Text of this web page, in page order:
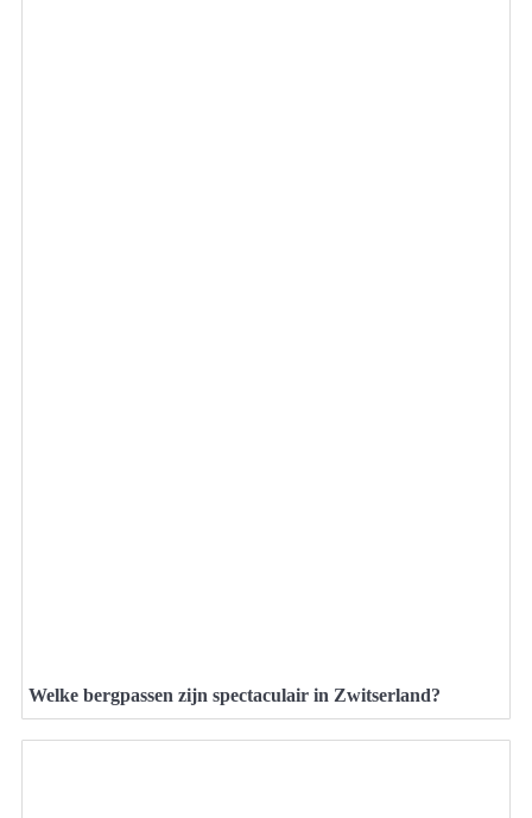
Welke bergpassen zijn spectaculair in Zwitserland?